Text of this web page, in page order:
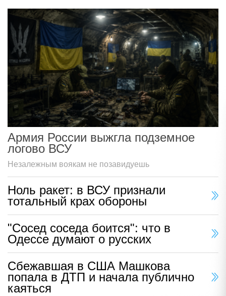
Армия России выжгла подземное
логово ВСУ
Незалежным воякам не позавидуешь
Ноль ракет: в ВСУ признали
тотальный крах обороны
"Сосед соседа боится": что в
Одессе думают о русских
Сбежавшая в США Машкова
попала в ДТП и начала публично
каяться